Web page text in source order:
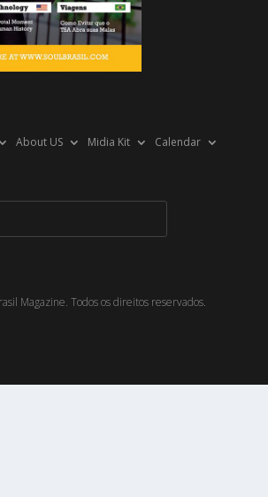
About US Midia Kit Calendar
Magazine. Todos os direitos reservados.